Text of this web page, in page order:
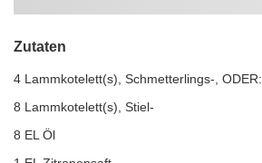
Zutaten
4 Lammkotelett(s), Schmetterlings-, ODER:
8 Lammkotelett(s), Stiel-
8 EL Öl